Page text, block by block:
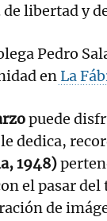
de libertad y
Pedro
enLa
puede
dedica,
1948)
el pasar del
de